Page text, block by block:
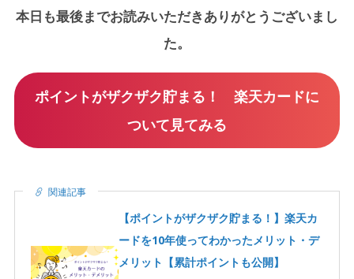
本日も最後までお読みいただきありがとうございまし
た。
ポイントがザクザク貯まる！ 楽天カードに
ついて見てみる
関連記事
【ポイントがザクザク貯まる！】楽天カ
ードを10年使ってわかったメリット・デ
メリット【累計ポイントも公開】